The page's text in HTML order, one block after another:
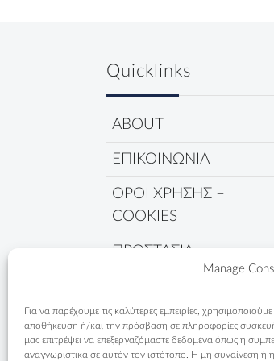
Manage
Για να παρέχουμε τις καλύτερες εμπειρίες,
αποθήκευση ή/και την πρόσβαση σε πληροφορίες
μας επιτρέψει να επεξεργαζόμαστε δεδομένα όπως η
αναγνωριστικά σε αυτόν τον ιστότοπο. Η μη συναίνεση ή
Quicklinks
ABOUT
ΕΠΙΚΟΙΝΩΝΙΑ
ΟΡΟΙ ΧΡΗΣΗΣ –
COOKIES
ΠΡΟΣΤΑΣΙΑ
ΔΕΔΟΜΕΝΩΝ
ΠΟΛΙΤΙΚΗ COOKIES